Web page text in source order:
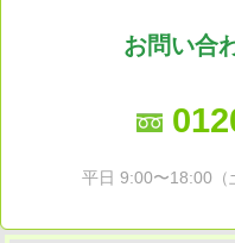
お問い合
平日 9:00〜18:00（